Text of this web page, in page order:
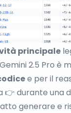
principale
2.5 Pro è
e per il
👉 durante una
generare e